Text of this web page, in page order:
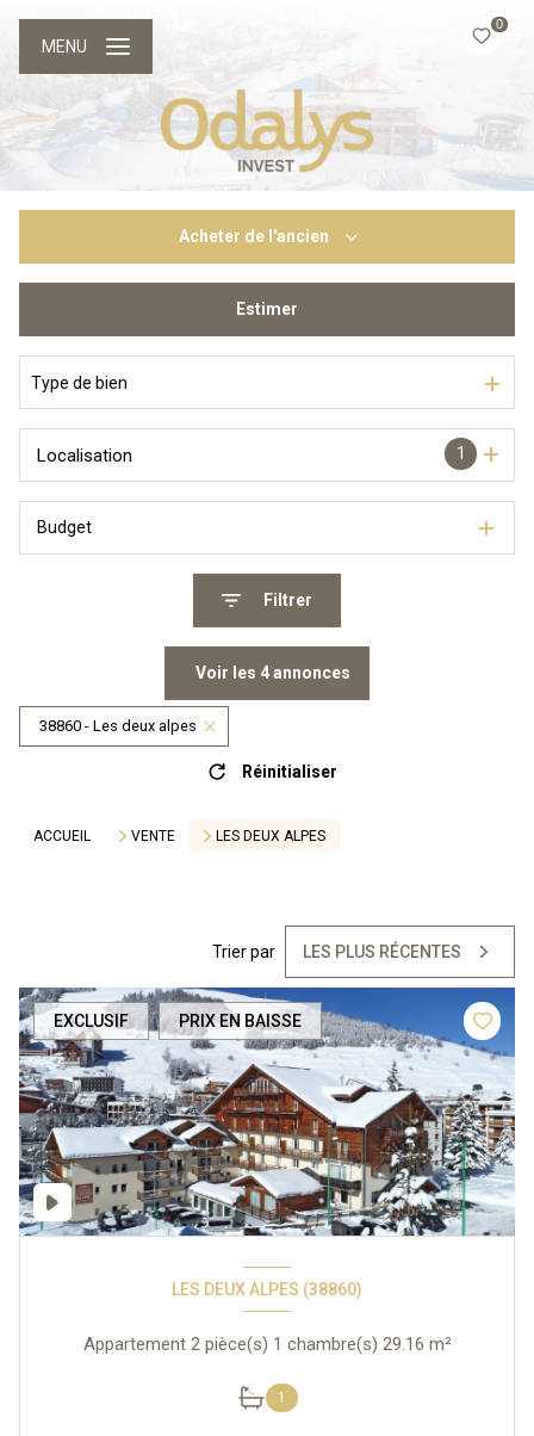
0
MENU
Acheter de l'ancien
Du neuf
Estimer
Type de bien
1
Localisation
Budget
Filtrer
Voir les 4annonces
38860 - Les deux alpes
Réinitialiser
ACCUEIL VENTE LES DEUX ALPES
Trier par LES PLUS RÉCENTES
EXCLUSIF PRIX EN BAISSE
LES DEUX ALPES (38860)
Appartement 2 pièce(s) 1 chambre(s) 29.16 m²
1